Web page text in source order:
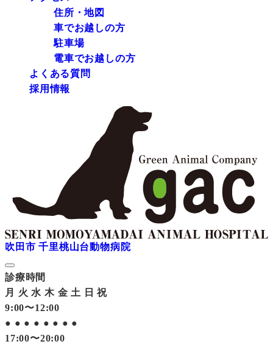
住所・地図
車でお越しの方
駐車場
電車でお越しの方
よくある質問
採用情報
吹田市 千里桃山台動物病院
診療時間
月
火 水 木 金 土 日 祝
9:00〜12:00
● ● ● ● ● ● ● ●
17:00〜20:00